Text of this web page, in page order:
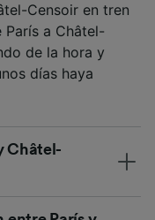
Censoir en tren
a Châtel-
de la hora y
días haya
Châtel-